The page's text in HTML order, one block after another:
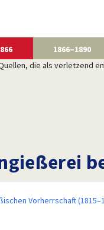
1866–1890
die als verletzend
Vorherrschaft